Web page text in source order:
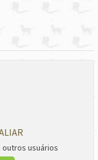
outros usuários